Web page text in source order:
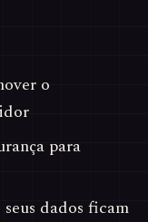
o
para
dados ficam